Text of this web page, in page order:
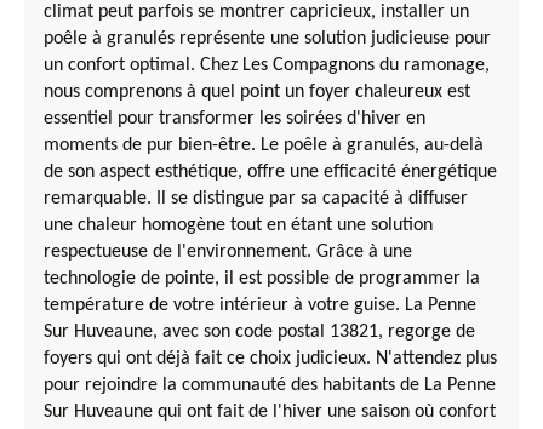
climat peut parfois se montrer capricieux, installer un
poêle à granulés représente une solution judicieuse pour
un confort optimal. Chez Les Compagnons du ramonage,
nous comprenons à quel point un foyer chaleureux est
essentiel pour transformer les soirées d'hiver en
moments de pur bien-être. Le poêle à granulés, au-delà
de son aspect esthétique, offre une efficacité énergétique
remarquable. Il se distingue par sa capacité à diffuser
une chaleur homogène tout en étant une solution
respectueuse de l'environnement. Grâce à une
technologie de pointe, il est possible de programmer la
température de votre intérieur à votre guise. La Penne
Sur Huveaune, avec son code postal 13821, regorge de
foyers qui ont déjà fait ce choix judicieux. N'attendez plus
pour rejoindre la communauté des habitants de La Penne
Sur Huveaune qui ont fait de l'hiver une saison où confort